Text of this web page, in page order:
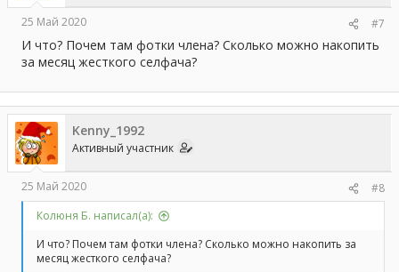
25 Май 2020 #7
И что? Почем там фотки члена? Сколько можно накопить
за месяц жесткого селфача?
Kenny_1992
Активный участник
25 Май 2020
#8
Колюня Б. написал(а):
И что? Почем там фотки члена? Сколько можно накопить за
месяц жесткого селфача?